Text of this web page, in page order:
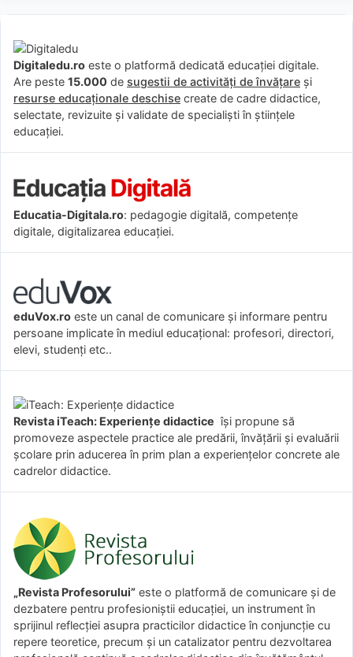
Digitaledu.ro este o platformă dedicată educației digitale.
Are peste 15.000 de sugestii de activități de învățare și
resurse educaționale deschise create de cadre didactice,
selectate, revizuite și validate de specialiști în științele
educației.
Educatia-Digitala.ro: pedagogie digitală, competențe
digitale, digitalizarea educației.
eduVox.ro este un canal de comunicare și informare pentru
persoane implicate în mediul educațional: profesori, directori,
elevi, studenți etc..
Revista iTeach: Experienţe didactice îşi propune să
promoveze aspectele practice ale predării, învăţării şi evaluării
şcolare prin aducerea în prim plan a experienţelor concrete ale
cadrelor didactice.
„Revista Profesorului” este o platformă de comunicare și de
dezbatere pentru profesioniștii educației, un instrument în
sprijinul reflecției asupra practicilor didactice în conjuncție cu
repere teoretice, precum și un catalizator pentru dezvoltarea